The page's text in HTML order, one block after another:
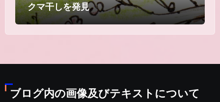
クマ干しを発見
ブログ内の画像及びテキストについて